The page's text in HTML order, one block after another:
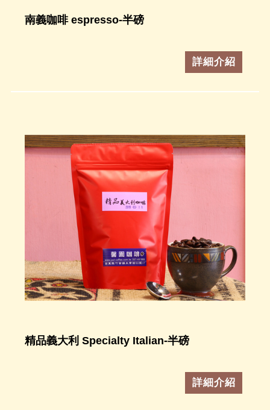
南義咖啡 espresso-半磅
詳細介紹
精品義大利 Specialty Italian-半磅
詳細介紹